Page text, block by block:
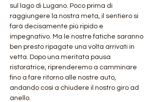
sul lago di Lugano. Poco prima di
raggiungere la nostra meta, il sentiero si
farà decisamente più ripido e
impegnativo. Ma le nostre fatiche saranno
ben presto ripagate una volta arrivati in
vetta. Dopo una meritata pausa
ristoratrice, riprenderemo a camminare
fino a fare ritorno alle nostre auto,
andando così a chiudere il nostro giro ad
anello.